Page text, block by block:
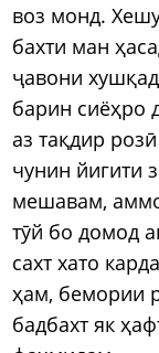
воз монд.
бахти ман
ҷавони
барин сиёҳро
аз тақдир
чунин йигити
мешавам,
тӯй бо домод
сахт хато
ҳам, бемории
бадбахт як